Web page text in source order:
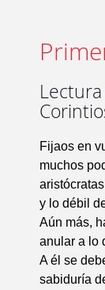
Fijaos en
muchos
y lo débil
Aún más,
anular a lo
A él se
sabiduría